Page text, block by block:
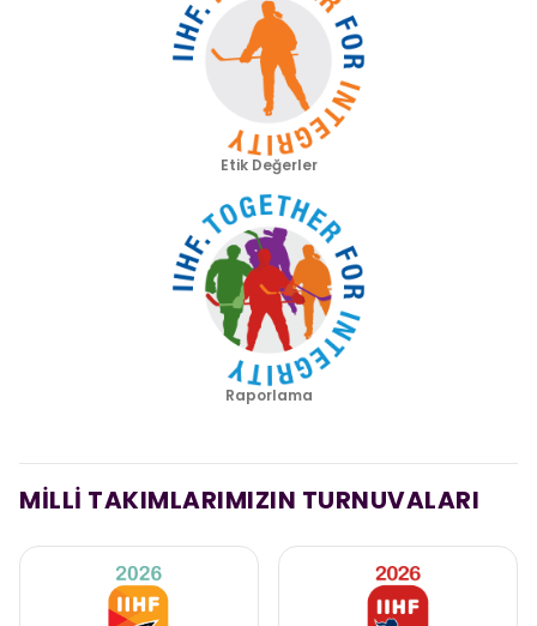
Etik Değerler
Raporlama
MİLLİ TAKIMLARIMIZIN TURNUVALARI